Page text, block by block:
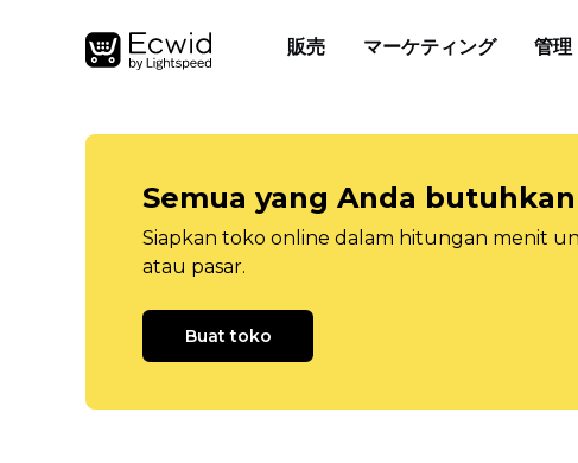
販売 マーケティング 管理
Semua yang Anda
Siapkan toko online dalam hitungan menit
atau pasar.
Buat toko